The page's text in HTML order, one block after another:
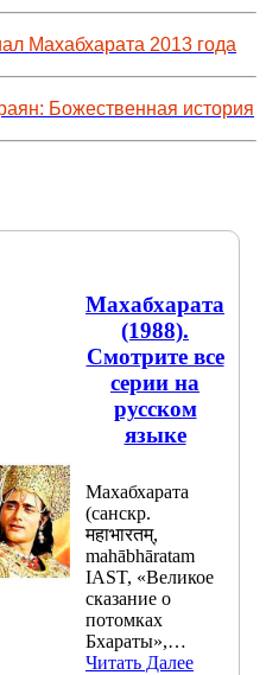
Махабхарата 2013 года
Божественная история
Махабхарата
(1988).
Смотрите все
серии на
русском
языке
Махабхарата
(санскр.
महाभारतम्,
mahābhāratam
IAST, «Великое
сказание о
потомках
Бхараты»,…
Читать Далее